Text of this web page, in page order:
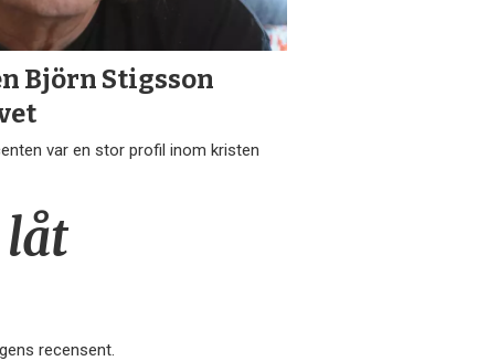
Björn Stigsson
var en stor profil inom kristen
låt
recensent.